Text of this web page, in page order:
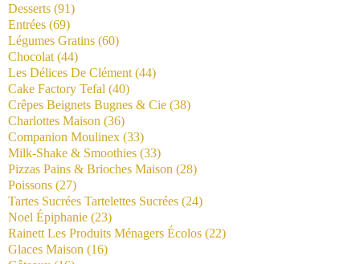
Desserts (91)
Entrées (69)
Légumes Gratins (60)
Chocolat (44)
Les Délices De Clément (44)
Cake Factory Tefal (40)
Crêpes Beignets Bugnes & Cie (38)
Charlottes Maison (36)
Companion Moulinex (33)
Milk-Shake & Smoothies (33)
Pizzas Pains & Brioches Maison (28)
Poissons (27)
Tartes Sucrées Tartelettes Sucrées (24)
Noel Épiphanie (23)
Rainett Les Produits Ménagers Écolos (22)
Glaces Maison (16)